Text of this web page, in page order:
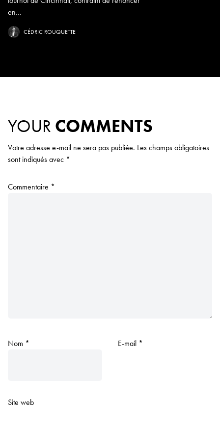
en...
CÉDRIC ROUQUETTE
YOUR COMMENTS
Votre adresse e-mail ne sera pas publiée. Les champs obligatoires
sont indiqués avec *
Commentaire *
Nom * E-mail *
Site web